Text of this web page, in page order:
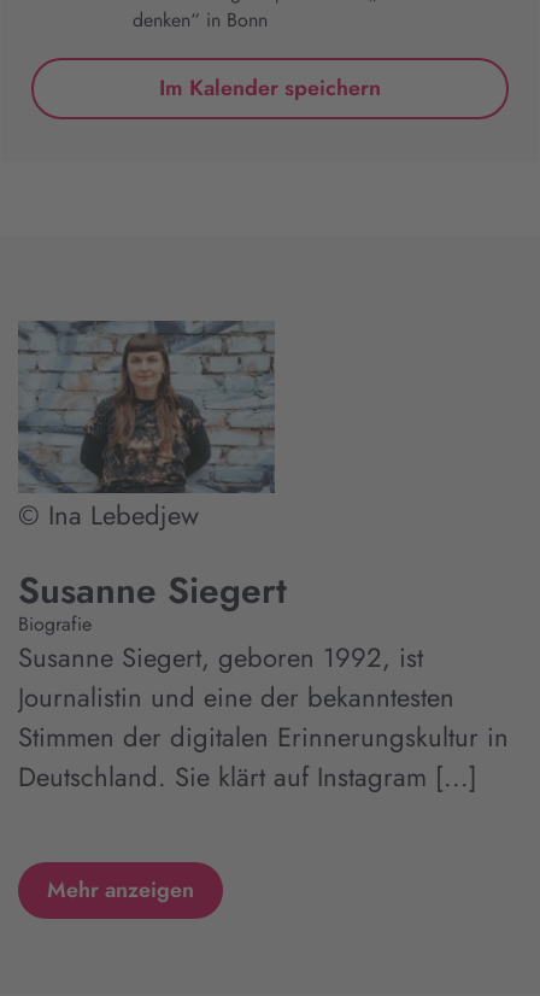
denken“ in Bonn
Im Kalender speichern
© Ina Lebedjew
Susanne Siegert
Biografie
Susanne Siegert, geboren 1992, ist
Journalistin und eine der bekanntesten
Stimmen der digitalen Erinnerungskultur in
Deutschland. Sie klärt auf Instagram [...]
Mehr anzeigen